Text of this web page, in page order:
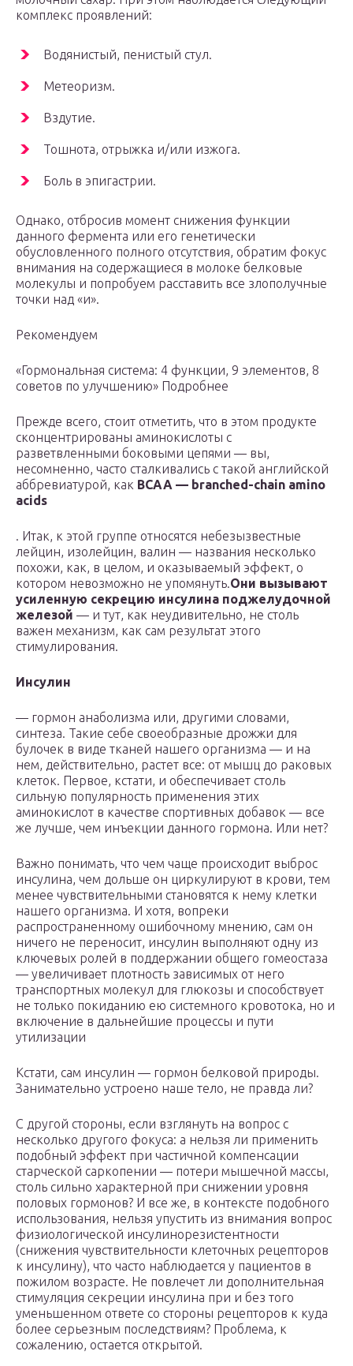
комплекс проявлений:
Водянистый, пенистый стул.
Метеоризм.
Вздутие.
Тошнота, отрыжка и/или изжога.
Боль в эпигастрии.
Однако, отбросив момент снижения функции
данного фермента или его генетически
обусловленного полного отсутствия, обратим фокус
внимания на содержащиеся в молоке белковые
молекулы и попробуем расставить все злополучные
точки над «и».
Рекомендуем
«Гормональная система: 4 функции, 9 элементов, 8
советов по улучшению» Подробнее
Прежде всего, стоит отметить, что в этом продукте
сконцентрированы аминокислоты с
разветвленными боковыми цепями — вы,
несомненно, часто сталкивались с такой английской
аббревиатурой, как ВСАА — branched-chain amino
acids
. Итак, к этой группе относятся небезызвестные
лейцин, изолейцин, валин — названия несколько
похожи, как, в целом, и оказываемый эффект, о
котором невозможно не упомянуть.Они вызывают
усиленную секрецию инсулина поджелудочной
железой — и тут, как неудивительно, не столь
важен механизм, как сам результат этого
стимулирования.
Инсулин
— гормон анаболизма или, другими словами,
синтеза. Такие себе своеобразные дрожжи для
булочек в виде тканей нашего организма — и на
нем, действительно, растет все: от мышц до раковых
клеток. Первое, кстати, и обеспечивает столь
сильную популярность применения этих
аминокислот в качестве спортивных добавок — все
же лучше, чем инъекции данного гормона. Или нет?
Важно понимать, что чем чаще происходит выброс
инсулина, чем дольше он циркулируют в крови, тем
менее чувствительными становятся к нему клетки
нашего организма. И хотя, вопреки
распространенному ошибочному мнению, сам он
ничего не переносит, инсулин выполняют одну из
ключевых ролей в поддержании общего гомеостаза
— увеличивает плотность зависимых от него
транспортных молекул для глюкозы и способствует
не только покиданию ею системного кровотока, но и
включение в дальнейшие процессы и пути
утилизации
Кстати, сам инсулин — гормон белковой природы.
Занимательно устроено наше тело, не правда ли?
С другой стороны, если взглянуть на вопрос с
несколько другого фокуса: а нельзя ли применить
подобный эффект при частичной компенсации
старческой саркопении — потери мышечной массы,
столь сильно характерной при снижении уровня
половых гормонов? И все же, в контексте подобного
использования, нельзя упустить из внимания вопрос
физиологической инсулинорезистентности
(снижения чувствительности клеточных рецепторов
к инсулину), что часто наблюдается у пациентов в
пожилом возрасте. Не повлечет ли дополнительная
стимуляция секреции инсулина при и без того
уменьшенном ответе со стороны рецепторов к куда
более серьезным последствиям? Проблема, к
сожалению, остается открытой.